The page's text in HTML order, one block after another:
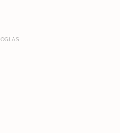
OGLAS